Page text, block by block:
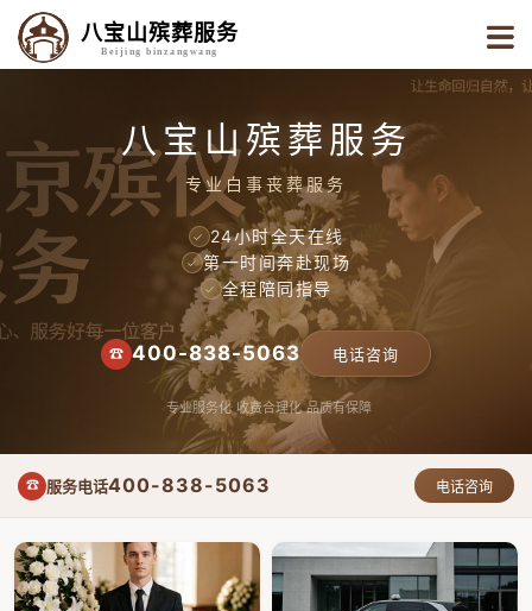
八宝山殡葬服务
Beijing binzangwang
八宝山殡葬服务
专业白事丧葬服务
✓ 24小时全天在线
✓ 第一时间奔赴现场
✓ 全程陪同指导
☎ 400-838-5063 电话咨询
专业服务化 收费合理化 品质有保障
☎ 服务电话400-838-5063 电话咨询